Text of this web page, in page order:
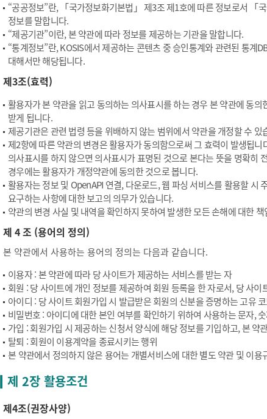
“공공정보”란, 「국가정보화기본법」 제3조 제1호에 따른 정보로서
정보를 말합니다.
“제공기관”이란, 본 약관에 따라 정보를 제공하는 기관을 말합니다.
“통계정보”란, KOSIS에서 제공하는 콘텐츠 중 승인통계와 관련된 통계
대해서만 해당됩니다.
제3조(효력)
활용자가 본 약관을 읽고 동의하는 의사표시를 하는 경우 본 약관에 동
받게 됩니다.
제공기관은 관련 법령 등을 위배하지 않는 범위에서 약관을 개정할 수 있
제2항에 따른 약관의 변경은 활용자가 동의함으로써 그 효력이 발생됩
의사표시를 하지 않으면 의사표시가 표명된 것으로 본다는 뜻을 명확히
경우에는 활용자가 개정약관에 동의한 것으로 봅니다.
활용자는 정보 및 OpenAPI 연결, 다운로드, 웹 파싱 서비스를 활용할 시
요구하는 사항에 대한 보고의 의무가 있습니다.
약관의 변경 사실 및 내역을 확인하지 못하여 발생한 모든 손해에 대한
제 4 조 (용어의 정의)
본 약관에서 사용하는 용어의 정의는 다음과 같습니다.
이용자 : 본 약관에 따라 당 사이트가 제공하는 서비스를 받는 자
회원 : 당 사이트에 개인 정보를 제공하여 회원 등록을 한 자로서, 당 사
아이디 : 당 사이트 회원가입 시 발급받은 회원의 신분을 증명하는 고유
비밀번호 : 아이디에 대한 본인 여부를 확인하기 위하여 사용하는 문자,
가입 : 회원가입 시 제공하는 신청서 양식에 해당 정보를 기입하고, 본
탈퇴 : 회원이 이용계약을 종료시키는 행위
본 약관에서 정의하지 않은 용어는 개별서비스에 대한 별도 약관 및 이용
제 2장 활용조건
제4조(권장사양)